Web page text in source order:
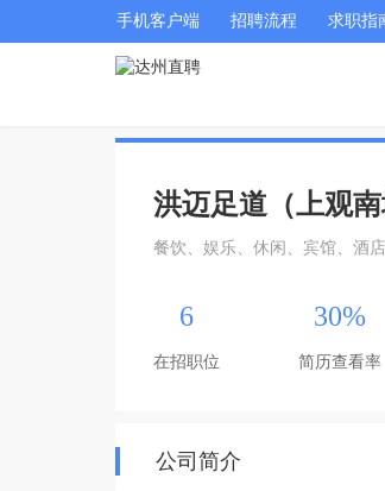
手机客户端 招聘流程 求职指
洪迈足道（上观南
餐饮、娱乐、休闲、宾馆、酒
6
在招职位
30%
简历查看率
公司简介